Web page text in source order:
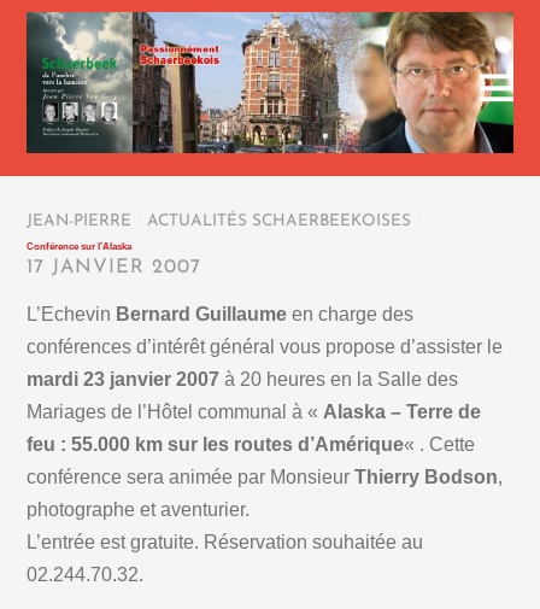
JEAN-PIERRE ACTUALITÉS SCHAERBEEKOISES
Conférence sur l’Alaska
17 JANVIER 2007
L’Echevin Bernard Guillaume en charge des
conférences d’intérêt général vous propose d’assister le
mardi 23 janvier 2007 à 20 heures en la Salle des
Mariages de l’Hôtel communal à « Alaska – Terre de
feu : 55.000 km sur les routes d’Amérique« . Cette
conférence sera animée par MonsieurThierry Bodson,
photographe et aventurier.
L’entrée est gratuite. Réservation souhaitée au
02.244.70.32.